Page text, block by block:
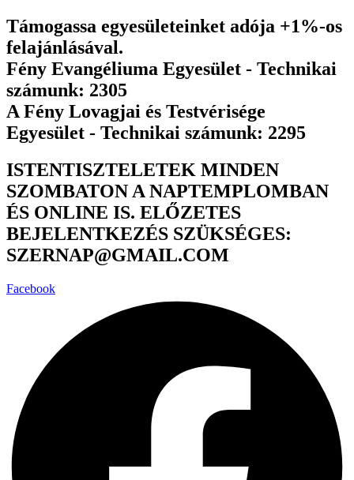
Ugrás
a
tartalomhoz
Támogassa egyesületeinket adója +1%-os
felajánlásával.
Fény Evangéliuma Egyesület - Technikai
számunk: 2305
A Fény Lovagjai és Testvérisége
Egyesület - Technikai számunk: 2295
ISTENTISZTELETEK MINDEN
SZOMBATON A NAPTEMPLOMBAN
ÉS ONLINE IS. ELŐZETES
BEJELENTKEZÉS SZÜKSÉGES:
SZERNAP@GMAIL.COM
Facebook